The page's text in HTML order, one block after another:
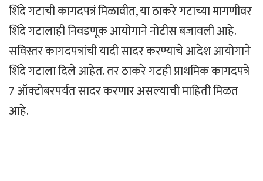
शिंदे गटाची कागदपत्रं मिळावीत, या ठाकरे गटाच्या मागणीवर
शिंदे गटालाही निवडणूक आयोगाने नोटीस बजावली आहे.
सविस्तर कागदपत्रांची यादी सादर करण्याचे आदेश आयोगाने
शिंदे गटाला दिले आहेत. तर ठाकरे गटही प्राथमिक कागदपत्रे
7 ऑक्टोबरपर्यंत सादर करणार असल्याची माहिती मिळत
आहे.